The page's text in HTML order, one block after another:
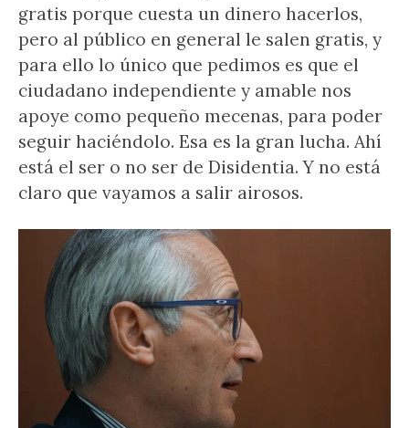
gratis porque cuesta un dinero hacerlos,
pero al público en general le salen gratis, y
para ello lo único que pedimos es que el
ciudadano independiente y amable nos
apoye como pequeño mecenas, para poder
seguir haciéndolo. Esa es la gran lucha. Ahí
está el ser o no ser de Disidentia. Y no está
claro que vayamos a salir airosos.